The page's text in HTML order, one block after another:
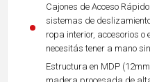
Cajones de Acceso
sistemas de
ropa interior, accesorios o
necesitás tener a mano
Estructura en MDP